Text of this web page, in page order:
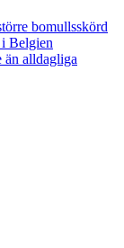
bomullsskörd
Belgien
än alldagliga